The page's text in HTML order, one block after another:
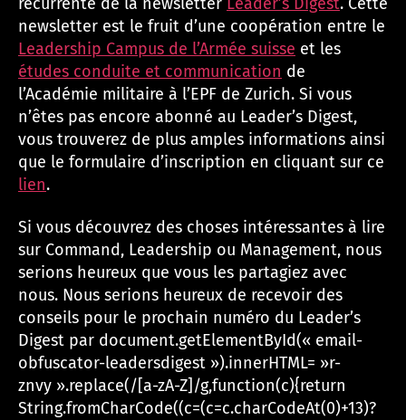
newsletter est le fruit d’une coopération entre le
Leadership Campus de l’Armée suisse et les
études conduite et communication de
l’Académie militaire à l’EPF de Zurich. Si vous
n’êtes pas encore abonné au Leader’s Digest,
vous trouverez de plus amples informations ainsi
que le formulaire d’inscription en cliquant sur ce
lien.
Si vous découvrez des choses intéressantes à lire
sur Command, Leadership ou Management, nous
serions heureux que vous les partagiez avec
nous. Nous serions heureux de recevoir des
conseils pour le prochain numéro du Leader’s
Digest par document.getElementById(« email-
obfuscator-leadersdigest »).innerHTML= »r-
znvy ».replace(/[a-zA-Z]/g,function(c){return
String.fromCharCode((c=(c=c.charCodeAt(0)+13)?